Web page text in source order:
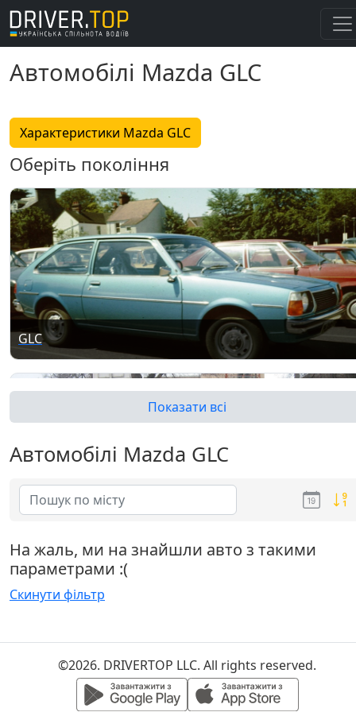
Автомобілі Mazda GLC
Характеристики Mazda GLC
Оберіть покоління
GLC
Показати всі
Автомобілі Mazda GLC
На жаль, ми на знайшли авто з такими
параметрами :(
Скинути фільтр
©2026. DRIVERTOP LLC. All rights reserved.